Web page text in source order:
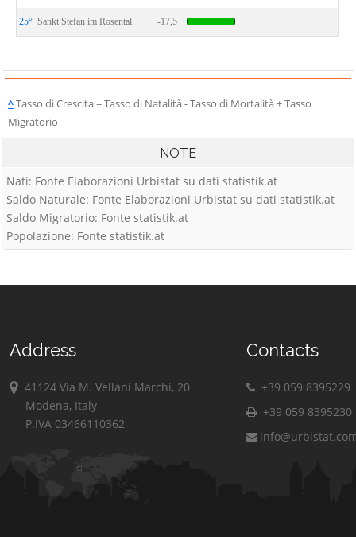
25° Sankt Stefan im Rosental -17,5
^Tasso di Crescita = Tasso di Natalità - Tasso di Mortalità + Tasso
Migratorio
NOTE
Nati: Fonte Elaborazioni Urbistat su dati statistik.at
Saldo Naturale: Fonte Elaborazioni Urbistat su dati statistik.at
Saldo Migratorio: Fonte statistik.at
Popolazione: Fonte statistik.at
Address
41124 Via M. Vellani Marchi, 20
Modena, Italy
P.IVA 03466110362
Contacts
+39 059 8395229
+39 059 8395230